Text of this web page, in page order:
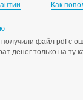
Как
файл pdf с
денег только на ту